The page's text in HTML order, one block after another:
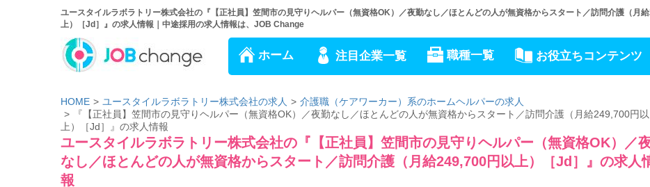
ユースタイルラボラトリー株式会社の『【正社員】笠間市の見守りヘルパー（無資格OK）／夜勤なし／ほとんどの人が無資格からスタート／訪問介護（月
上）［Jd］』の求人情報｜中途採用の求人情報は、JOB Change
ホーム 注目企業一覧 職種一覧 お役立ちコンテンツ
HOME ユースタイルラボラトリー株式会社の求人
介護職（ケアワーカー）系のホームヘルパーの求人
『【正社員】笠間市の見守りヘルパー（無資格OK）／夜勤なし／ほとんどの人が無資格からスタート／訪問介護（月給249,700円以
上）［Jd］』の求人情報
ユースタイルラボラトリー株式会社の『【正社員】笠間市の見守りヘルパー（無資格OK）／
なし／ほとんどの人が無資格からスタート／訪問介護（月給249,700円以上）［Jd］』の求人
報